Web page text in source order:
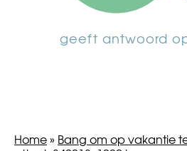
geeft antwoord
Home» Bang om op vakantie